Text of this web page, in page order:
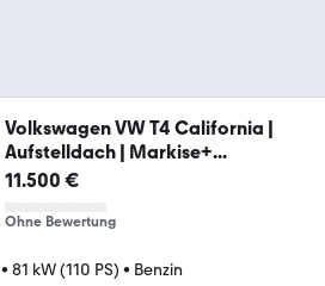
Volkswagen VW T4 California |
Aufstelldach | Markise+...
11.500 €
Ohne Bewertung
• 81 kW (110 PS) • Benzin